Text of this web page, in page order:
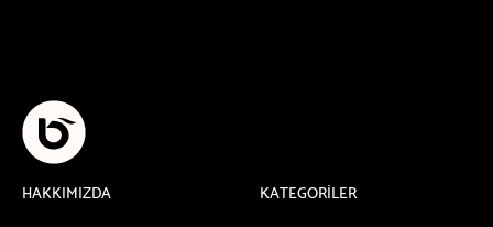
HAKKIMIZDA KATEGORİLER